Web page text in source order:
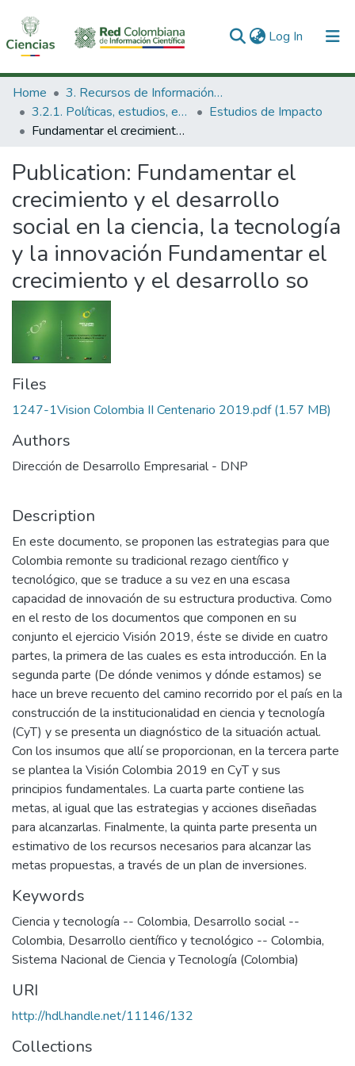
Log In (current)
Communities & Collections
All of DSpace
Home
3. Recursos de Información Científica y Tecnológica
3.2.1. Políticas, estudios, evaluaciones e indicadores de CTeI
Estudios de Impacto
Fundamentar el crecimiento y el desarrollo social en la ciencia, la tecnología y la innovación Fundamentar el crecimiento y el desarrollo so
Publication: Fundamentar el
crecimiento y el desarrollo
social en la ciencia, la tecnología
y la innovación Fundamentar el
crecimiento y el desarrollo so
Files
1247-1Vision Colombia II Centenario 2019.pdf(1.57 MB)
Authors
Dirección de Desarrollo Empresarial - DNP
Description
En este documento, se proponen las estrategias para que
Colombia remonte su tradicional rezago científico y
tecnológico, que se traduce a su vez en una escasa
capacidad de innovación de su estructura productiva. Como
en el resto de los documentos que componen en su
conjunto el ejercicio Visión 2019, éste se divide en cuatro
partes, la primera de las cuales es esta introducción. En la
segunda parte (De dónde venimos y dónde estamos) se
hace un breve recuento del camino recorrido por el país en la
construcción de la institucionalidad en ciencia y tecnología
(CyT) y se presenta un diagnóstico de la situación actual.
Con los insumos que allí se proporcionan, en la tercera parte
se plantea la Visión Colombia 2019 en CyT y sus
principios fundamentales. La cuarta parte contiene las
metas, al igual que las estrategias y acciones diseñadas
para alcanzarlas. Finalmente, la quinta parte presenta un
estimativo de los recursos necesarios para alcanzar las
metas propuestas, a través de un plan de inversiones.
Keywords
Ciencia y tecnología -- Colombia, Desarrollo social --
Colombia, Desarrollo científico y tecnológico -- Colombia,
Sistema Nacional de Ciencia y Tecnología (Colombia)
URI
http://hdl.handle.net/11146/132
Collections